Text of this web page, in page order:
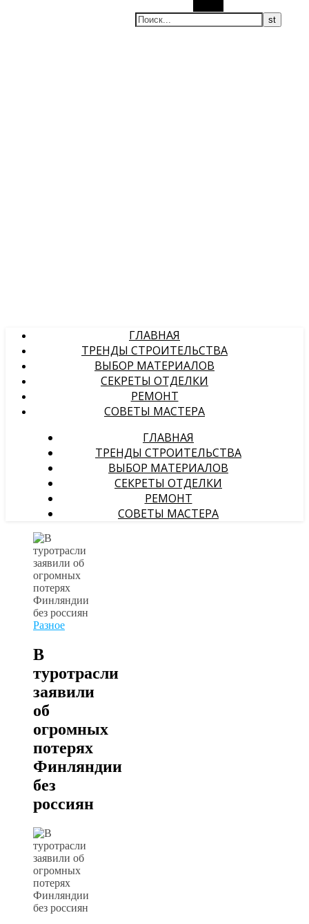
ГЛАВНАЯ
ТРЕНДЫ СТРОИТЕЛЬСТВА
ВЫБОР МАТЕРИАЛОВ
СЕКРЕТЫ ОТДЕЛКИ
РЕМОНТ
СОВЕТЫ МАСТЕРА
ГЛАВНАЯ
ТРЕНДЫ СТРОИТЕЛЬСТВА
ВЫБОР МАТЕРИАЛОВ
СЕКРЕТЫ ОТДЕЛКИ
РЕМОНТ
СОВЕТЫ МАСТЕРА
Разное
В
туротрасли
заявили
об
огромных
потерях
Финляндии
без
россиян